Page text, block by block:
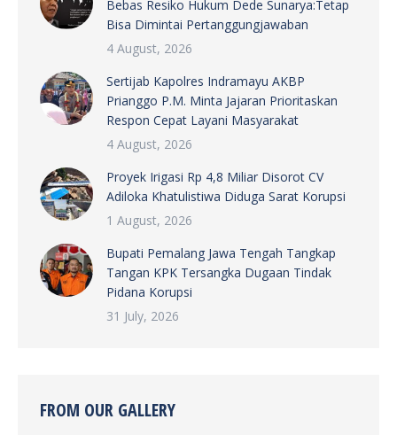
Bebas Resiko Hukum Dede Sunarya:Tetap
Bisa Dimintai Pertanggungjawaban
4 August, 2026
Sertijab Kapolres Indramayu AKBP
Prianggo P.M. Minta Jajaran Prioritaskan
Respon Cepat Layani Masyarakat
4 August, 2026
Proyek Irigasi Rp 4,8 Miliar Disorot CV
Adiloka Khatulistiwa Diduga Sarat Korupsi
1 August, 2026
Bupati Pemalang Jawa Tengah Tangkap
Tangan KPK Tersangka Dugaan Tindak
Pidana Korupsi
31 July, 2026
FROM OUR GALLERY